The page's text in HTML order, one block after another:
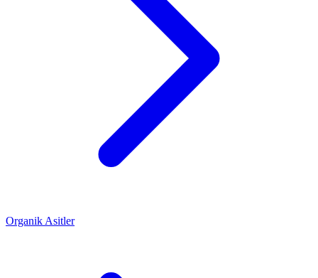
Organik Asitler